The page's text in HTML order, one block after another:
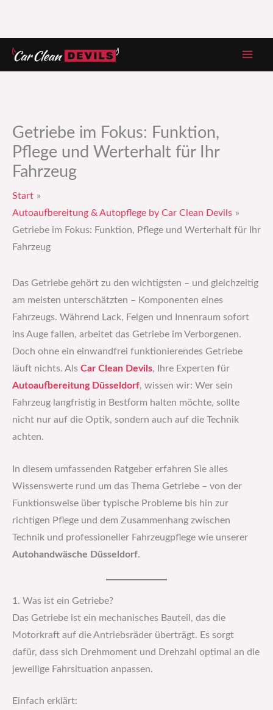
Zum
Inhalt
Getriebe im Fokus: Funktion,
Pflege und Werterhalt für Ihr
Fahrzeug
Start
Autoaufbereitung & Autopflege by Car Clean Devils
Getriebe im Fokus: Funktion, Pflege und Werterhalt für Ihr
Fahrzeug
Das Getriebe gehört zu den wichtigsten – und gleichzeitig
am meisten unterschätzten – Komponenten eines
Fahrzeugs. Während Lack, Felgen und Innenraum sofort
ins Auge fallen, arbeitet das Getriebe im Verborgenen.
Doch ohne ein einwandfrei funktionierendes Getriebe
läuft nichts. Als Car Clean Devils, Ihre Experten für
Autoaufbereitung Düsseldorf, wissen wir: Wer sein
Fahrzeug langfristig in Bestform halten möchte, sollte
nicht nur auf die Optik, sondern auch auf die Technik
achten.
In diesem umfassenden Ratgeber erfahren Sie alles
Wissenswerte rund um das Thema Getriebe – von der
Funktionsweise über typische Probleme bis hin zur
richtigen Pflege und dem Zusammenhang zwischen
Technik und professioneller Fahrzeugpflege wie unserer
Autohandwäsche Düsseldorf.
1. Was ist ein Getriebe?
Das Getriebe ist ein mechanisches Bauteil, das die
Motorkraft auf die Antriebsräder überträgt. Es sorgt
dafür, dass sich Drehmoment und Drehzahl optimal an die
jeweilige Fahrsituation anpassen.
Einfach erklärt: